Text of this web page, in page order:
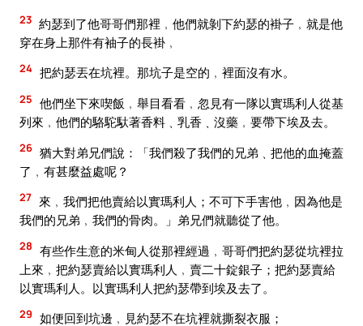
23 約瑟到了他哥哥們那裡﹐他們就剝下約瑟的褂子﹐就是他
穿在身上那件有袖子的長褂﹐
24 把約瑟丟在坑裡。那坑子是空的﹐裡面沒有水。
25 他們坐下來喫飯﹐舉目看看﹐忽見有一隊以實瑪利人從基
列來﹐他們的駱駝馱著香料﹑乳香﹑沒藥﹐要帶下埃及去。
26 猶大對弟兄們說：「我們殺了我們的兄弟﹑把他的血掩蓋
了﹐有甚麼益處呢？
27 來﹐我們把他賣給以實瑪利人；不可下手害他﹐因為他是
我們的兄弟﹐我們的骨肉。」弟兄們就聽從了他。
28 有些作生意的米甸人從那裡經過﹐哥哥們把約瑟從坑裡拉
上來﹐把約瑟賣給以實瑪利人﹐賣二十錠銀子；把約瑟賣給
以實瑪利人。以實瑪利人把約瑟帶到埃及去了。
29 如便回到坑邊﹐見約瑟不在坑裡就撕裂衣服；